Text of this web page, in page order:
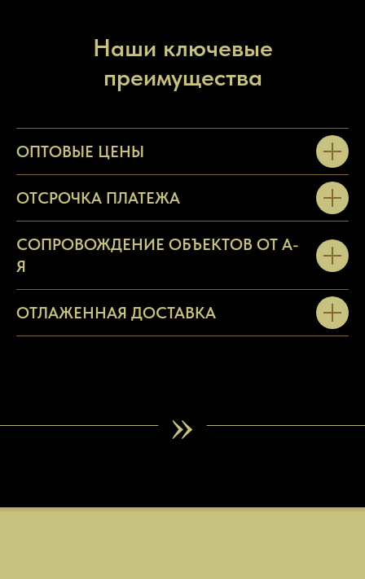
Наши ключевые
преимущества
ОПТОВЫЕ ЦЕНЫ
ОТСРОЧКА ПЛАТЕЖА
СОПРОВОЖДЕНИЕ ОБЪЕКТОВ ОТ А-
Я
ОТЛАЖЕННАЯ ДОСТАВКА
»